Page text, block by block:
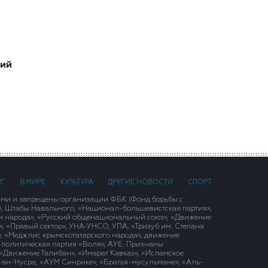
В МИРЕ КУЛЬТУРА ДРУГИЕ НОВОСТИ СПОРТ
и запрещены организации ФБК (Фонд борьбы с
Штабы Навального, «Национал-большевистская партия»,
народа», «Русский общенациональный союз», «Движение
«Правый сектор», УНА-УНСО, УПА, «Тризуб им. Степана
крымскотатарского народа», движение
политическая партия «Воля», АУЕ. Признаны
Талибан», «Имарат Кавказ», «Исламское
ан-Нусра, «АУМ Синрике», «Братья-мусульмане», «Аль-